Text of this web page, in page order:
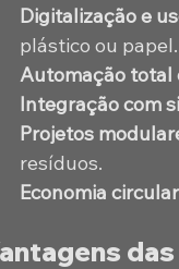
Digitalização e
plástico ou papel.
Automação total
Integração com
Projetos
resíduos.
Economia circular